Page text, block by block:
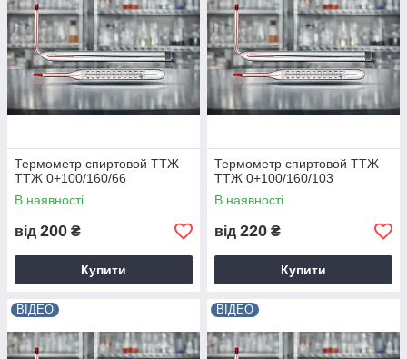
Термометр спиртовой ТТЖ
ТТЖ 0+100/160/66
В наявності
від 200 ₴
Купити
Термометр спиртовой ТТЖ
ТТЖ 0+100/160/103
В наявності
від 220 ₴
Купити
ВІДЕО ВІДЕО